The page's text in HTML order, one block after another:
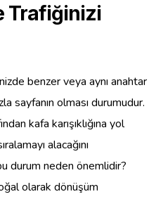
Trafiğinizi
benzer veya aynı anahtar
sayfanın olması durumudur.
kafa karışıklığına yol
alacağını
durum neden önemlidir?
olarak dönüşüm